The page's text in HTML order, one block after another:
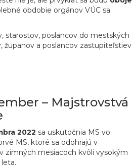
obdobie orgánov VÚC sa
starostov, poslancov do mestských
županov a poslancov zastupiteľstiev
– Majstrovstvá
2022 sa uskutočnia MS vo
MS, ktoré sa odohrajú v
zimných mesiacoch kvôli vysokým